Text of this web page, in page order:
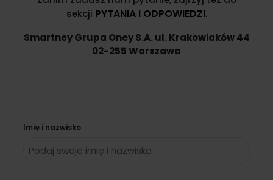
sekcji PYTANIA I ODPOWIEDZI.
Smartney Grupa Oney S.A. ul. Krakowiaków 44
02-255 Warszawa
Dane kontaktowe
Imię i nazwisko